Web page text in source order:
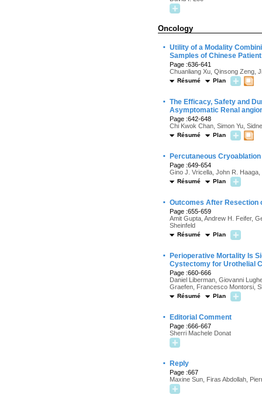
Oncology
· Utility of a Modality
Samples of Chinese
Page :636-641
Chuanliang Xu, Qinsong Zeng,
Résumé Plan
· The Efficacy, Safety and
Asymptomatic Renal
Page :642-648
Chi Kwok Chan, Simon Yu,
Résumé Plan
· Percutaneous
Page :649-654
Gino J. Vricella, John R.
Résumé Plan
· Outcomes After Resection
Page :655-659
Amit Gupta, Andrew H. Feifer,
Sheinfeld
Résumé Plan
·
Perioperative Mortality Is
Cystectomy for Urothelial
Page :660-666
Daniel Liberman, Giovanni
Graefen, Francesco Montorsi,
Résumé Plan
· Editorial Comment
Page :666-667
Sherri Machele Donat
· Reply
Page :667
Maxine Sun, Firas Abdollah,